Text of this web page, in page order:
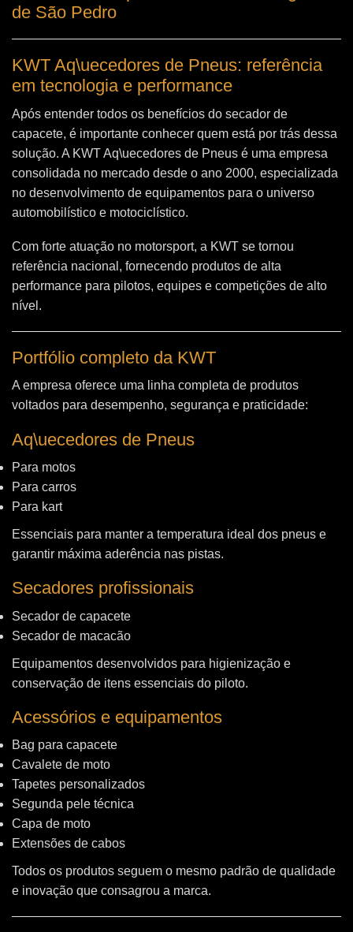
de São Pedro
KWT Aq\uecedores de Pneus: referência
em tecnologia e performance
Após entender todos os benefícios do secador de
capacete, é importante conhecer quem está por trás dessa
solução. A KWT Aq\uecedores de Pneus é uma empresa
consolidada no mercado desde o ano 2000, especializada
no desenvolvimento de equipamentos para o universo
automobilístico e motociclístico.
Com forte atuação no motorsport, a KWT se tornou
referência nacional, fornecendo produtos de alta
performance para pilotos, equipes e competições de alto
nível.
Portfólio completo da KWT
A empresa oferece uma linha completa de produtos
voltados para desempenho, segurança e praticidade:
Aq\uecedores de Pneus
Para motos
Para carros
Para kart
Essenciais para manter a temperatura ideal dos pneus e
garantir máxima aderência nas pistas.
Secadores profissionais
Secador de capacete
Secador de macacão
Equipamentos desenvolvidos para higienização e
conservação de itens essenciais do piloto.
Acessórios e equipamentos
Bag para capacete
Cavalete de moto
Tapetes personalizados
Segunda pele técnica
Capa de moto
Extensões de cabos
Todos os produtos seguem o mesmo padrão de qualidade
e inovação que consagrou a marca.